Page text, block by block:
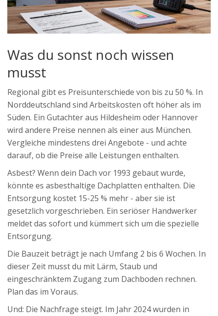
Was du sonst noch wissen
musst
Regional gibt es Preisunterschiede von bis zu 50 %. In
Norddeutschland sind Arbeitskosten oft höher als im
Süden. Ein Gutachter aus Hildesheim oder Hannover
wird andere Preise nennen als einer aus München.
Vergleiche mindestens drei Angebote - und achte
darauf, ob die Preise alle Leistungen enthalten.
Asbest? Wenn dein Dach vor 1993 gebaut wurde,
könnte es asbesthaltige Dachplatten enthalten. Die
Entsorgung kostet 15-25 % mehr - aber sie ist
gesetzlich vorgeschrieben. Ein seriöser Handwerker
meldet das sofort und kümmert sich um die spezielle
Entsorgung.
Die Bauzeit beträgt je nach Umfang 2 bis 6 Wochen. In
dieser Zeit musst du mit Lärm, Staub und
eingeschränktem Zugang zum Dachboden rechnen.
Plan das im Voraus.
Und: Die Nachfrage steigt. Im Jahr 2024 wurden in